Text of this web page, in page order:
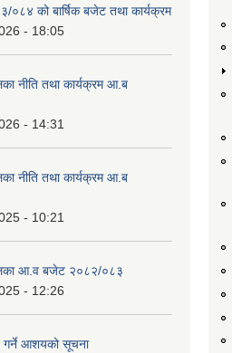
०८४ को बार्षिक बजेट तथा कार्यक्रम
- 18:05
नीति तथा कार्यक्रम आ.ब
- 14:31
नीति तथा कार्यक्रम आ.ब
- 10:21
आ.व बजेट २०८२/०८३
- 12:26
गर्ने आशयको सूचना